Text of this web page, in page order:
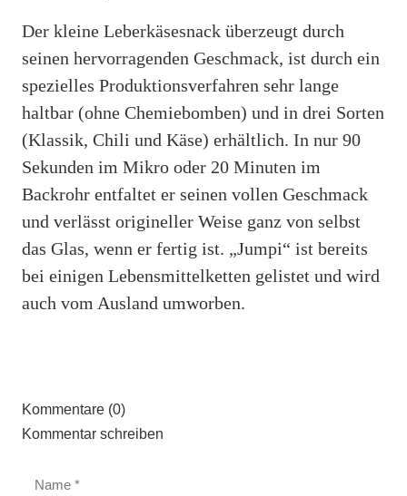
Der kleine Leberkäsesnack überzeugt durch
seinen hervorragenden Geschmack, ist durch ein
spezielles Produktionsverfahren sehr lange
haltbar (ohne Chemiebomben) und in drei Sorten
(Klassik, Chili und Käse) erhältlich. In nur 90
Sekunden im Mikro oder 20 Minuten im
Backrohr entfaltet er seinen vollen Geschmack
und verlässt origineller Weise ganz von selbst
das Glas, wenn er fertig ist. „Jumpi“ ist bereits
bei einigen Lebensmittelketten gelistet und wird
auch vom Ausland umworben.
Kommentare (0)
Kommentar schreiben